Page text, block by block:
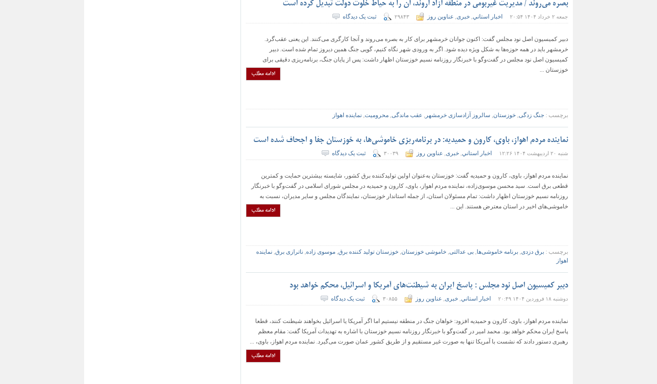
بصره می‌روند / مدیریت غیربومی در منطقه آزاد اروند، آن را به حیاط خلوت دولت تبدیل کرده است
جمعه ۲ خرداد ۱۴۰۴ ۲۰:۵۴ اخبار استاني خبری عناوین روز ۲۹۸۴۳ ثبت یک دیدگاه
دبیر کمیسیون اصل نود مجلس گفت: اکنون جوانان خرمشهر برای کار به بصره می‌روند و آنجا کارگری می‌کنند. این یعنی عقب‌گرد.
خرمشهر باید در همه حوزه‌ها به شکل ویژه دیده شود. اگر به ورودی شهر نگاه کنیم، گویی جنگ همین دیروز تمام شده است. دبیر
کمیسیون اصل نود مجلس در گفت‌وگو با خبرنگار روزنامه نسیم خوزستان اظهار داشت: پس از پایان جنگ، برنامه‌ریزی دقیقی برای
خوزستان ...
ادامه مطلب
برچسب : جنگ زدگی, خوزستان, سالروز آزادسازی خرمشهر , عقب ماندگی, محرومیت, نماینده اهواز
نماینده مردم اهواز، باوی، کارون و حمیدیه: در برنامه‌ریزی خاموشی‌ها، به خوزستان جفا و اجحاف شده است
شنبه ۲۰ اردیبهشت ۱۴۰۴ ۱۲:۲۶ اخبار استاني خبری عناوین روز ۳۰۰۳۹ ثبت یک دیدگاه
نماینده مردم اهواز، باوی، کارون و حمیدیه گفت: خوزستان به‌عنوان اولین تولیدکننده برق کشور، شایسته بیشترین حمایت و کمترین
قطعی برق است. سید محسن موسوی‌زاده، نماینده مردم اهواز، باوی، کارون و حمیدیه در مجلس شورای اسلامی در گفت‌وگو با خبرنگار
روزنامه نسیم خوزستان اظهار داشت: تمام مسئولان استان، از جمله استاندار خوزستان، نمایندگان مجلس و سایر مدیران، نسبت به
خاموشی‌های اخیر در استان معترض هستند. این ...
ادامه مطلب
برچسب : برق دزدی, برنامه خاموشی‌ها, بی عدالتی, خاموشی خوزستان, خوزستان تولید کننده برق, موسوی زاده, ناترازی برق, نماینده
اهواز
دبیر کمیسیون اصل نود مجلس : پاسخ ایران به شیطنت‌های آمریکا و اسرائیل، محکم خواهد بود
دوشنبه ۱۸ فروردین ۱۴۰۴ ۲۰:۴۹ اخبار استاني خبری عناوین روز ۳۰۸۵۵ ثبت یک دیدگاه
نماينده مردم اهواز، باوی، کارون و حمیدیه افزود: خواهان جنگ در منطقه نیستیم اما اگر آمریکا یا اسرائیل بخواهند شیطنت کنند، قطعا
پاسخ ایران محکم خواهد بود. محمد امیر در گفت‌وگو با خبرنگار روزنامه نسیم خوزستان با اشاره به تهدیدات آمریکا گفت: مقام معظم
رهبری دستور دادند که نشست با آمریکا تنها به صورت غیر مستقیم و از طریق کشور عمان صورت می‌گیرد. نماينده مردم اهواز، باوی، ...
ادامه مطلب